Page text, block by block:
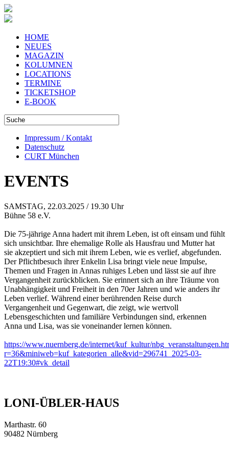
HOME
NEUES
MAGAZIN
KOLUMNEN
LOCATIONS
TERMINE
TICKETSHOP
E-BOOK
Impressum / Kontakt
Datenschutz
CURT München
EVENTS
SAMSTAG, 22.03.2025 / 19.30 Uhr
Bühne 58 e.V.
Die 75-jährige Anna hadert mit ihrem Leben, ist oft einsam und fühlt
sich unsichtbar. Ihre ehemalige Rolle als Hausfrau und Mutter hat
sie akzeptiert und sich mit ihrem Leben, wie es verlief, abgefunden.
Der Pflichtbesuch ihrer Enkelin Lisa bringt viele neue Impulse,
Themen und Fragen in Annas ruhiges Leben und lässt sie auf ihre
Vergangenheit zurückblicken. Sie erinnert sich an ihre Träume von
Unabhängigkeit und Freiheit in den 70er Jahren und wie anders ihr
Leben verlief. Während einer berührenden Reise durch
Vergangenheit und Gegenwart, die zeigt, wie wertvoll
Lebensgeschichten und familiäre Verbindungen sind, erkennen
Anna und Lisa, was sie voneinander lernen können.
https://www.nuernberg.de/internet/kuf_kultur/
r=36&miniweb=kuf_kategorien_alle&vid=296741_2025-03-
22T19:30#vk_detail
LONI-ÜBLER-HAUS
Marthastr. 60
90482 Nürnberg